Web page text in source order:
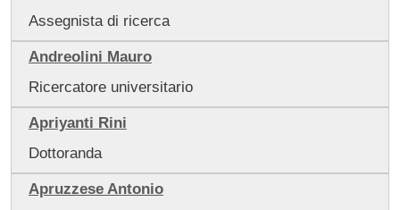
Assegnista di ricerca
Andreolini Mauro
Ricercatore universitario
Apriyanti Rini
Dottoranda
Apruzzese Antonio